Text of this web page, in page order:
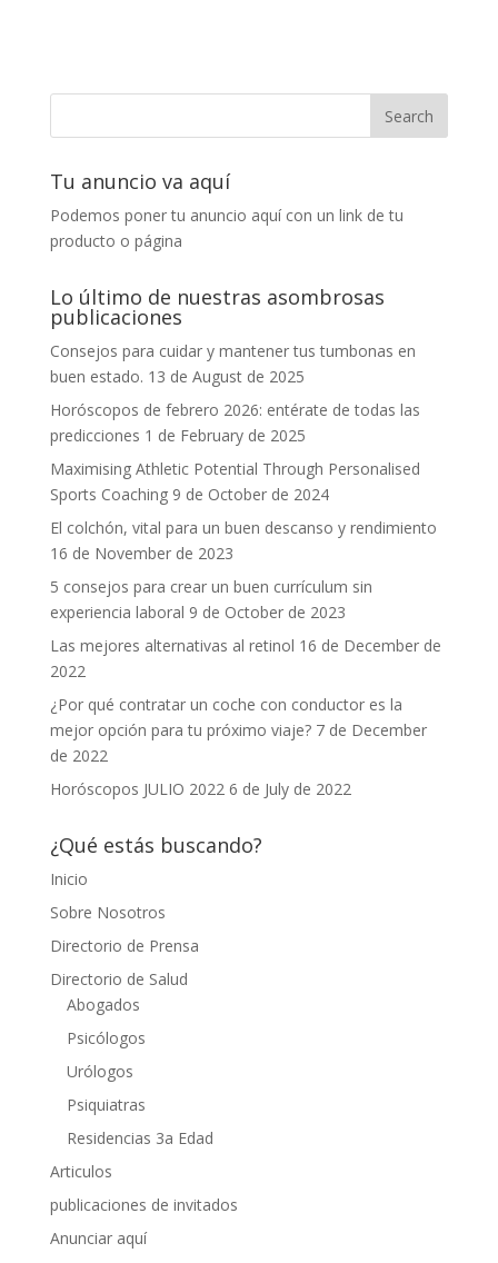
Tu anuncio va aquí
Podemos poner tu anuncio aquí con un link de tu
producto o página
Lo último de nuestras asombrosas
publicaciones
Consejos para cuidar y mantener tus tumbonas en
buen estado. 13 de August de 2025
Horóscopos de febrero 2026: entérate de todas las
predicciones 1 de February de 2025
Maximising Athletic Potential Through Personalised
Sports Coaching 9 de October de 2024
El colchón, vital para un buen descanso y rendimiento
16 de November de 2023
5 consejos para crear un buen currículum sin
experiencia laboral 9 de October de 2023
Las mejores alternativas al retinol 16 de December de
2022
¿Por qué contratar un coche con conductor es la
mejor opción para tu próximo viaje? 7 de December
de 2022
Horóscopos JULIO 2022 6 de July de 2022
¿Qué estás buscando?
Inicio
Sobre Nosotros
Directorio de Prensa
Directorio de Salud
Abogados
Psicólogos
Urólogos
Psiquiatras
Residencias 3a Edad
Articulos
publicaciones de invitados
Anunciar aquí